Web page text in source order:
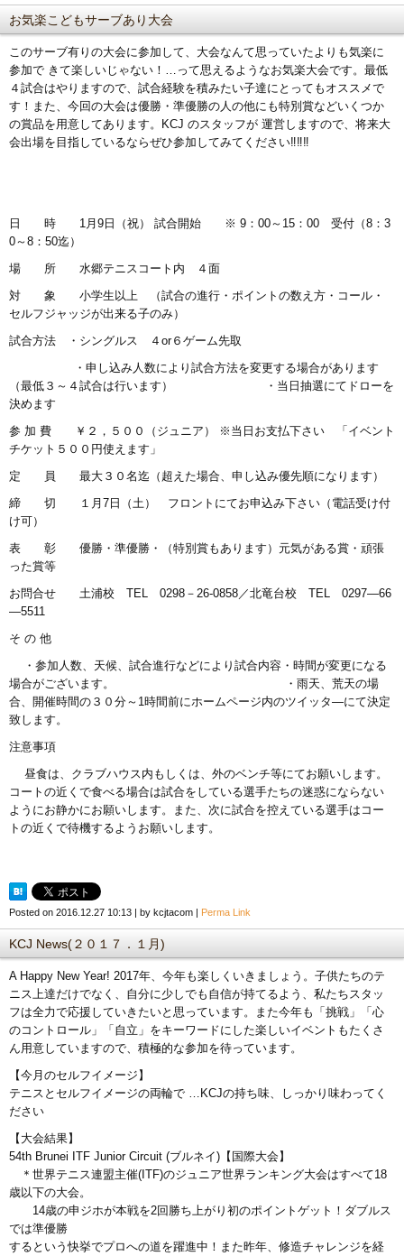
お気楽こどもサーブあり大会
このサーブ有りの大会に参加して、大会なんて思っていたよりも気楽に
参加で きて楽しいじゃない！…って思えるようなお気楽大会です。最低
４試合はやりますので、試合経験を積みたい子達にとってもオススメで
す！また、今回の大会は優勝・準優勝の人の他にも特別賞などいくつか
の賞品を用意してあります。KCJ のスタッフが 運営しますので、将来大
会出場を目指しているならぜひ参加してみてください‼‼‼
日 時 1月9日（祝） 試合開始 ※ 9：00～15：00 受付（8：3
0～8：50迄）
場 所 水郷テニスコート内 ４面
対 象 小学生以上 （試合の進行・ポイントの数え方・コール・
セルフジャッジが出来る子のみ）
試合方法 ・シングルス ４or６ゲーム先取
・申し込み人数により試合方法を変更する場合があります
（最低３～４試合は行います） ・当日抽選にてドローを
決めます
参 加 費 ￥２，５００（ジュニア） ※当日お支払下さい 「イベント
チケット５００円使えます」
定 員 最大３０名迄（超えた場合、申し込み優先順になります）
締 切 １月7日（土） フロントにてお申込み下さい（電話受け付
け可）
表 彰 優勝・準優勝・（特別賞もあります）元気がある賞・頑張
った賞等
お問合せ 土浦校 TEL 0298－26-0858／北竜台校 TEL 0297―66
―5511
そ の 他
・参加人数、天候、試合進行などにより試合内容・時間が変更になる
場合がございます。 ・雨天、荒天の場
合、開催時間の３０分～1時間前にホームページ内のツイッタ―にて決定
致します。
注意事項
昼食は、クラブハウス内もしくは、外のベンチ等にてお願いします。
コートの近くで食べる場合は試合をしている選手たちの迷惑にならない
ようにお静かにお願いします。また、次に試合を控えている選手はコー
トの近くで待機するようお願いします。
Posted on 2016.12.27 10:13 | by kcjtacom | Perma Link
KCJ News(２０１７．１月)
A Happy New Year! 2017年、今年も楽しくいきましょう。子供たちのテ
ニス上達だけでなく、自分に少しでも自信が持てるよう、私たちスタッ
フは全力で応援していきたいと思っています。また今年も「挑戦」「心
のコントロール」「自立」をキーワードにした楽しいイベントもたくさ
ん用意していますので、積極的な参加を待っています。
【今月のセルフイメージ】
テニスとセルフイメージの両輪で …KCJの持ち味、しっかり味わってく
ださい
【大会結果】
54th Brunei ITF Junior Circuit (ブルネイ)【国際大会】
＊世界テニス連盟主催(ITF)のジュニア世界ランキング大会はすべて18
歳以下の大会。
14歳の申ジホが本戦を2回勝ち上がり初のポイントゲット！ダブルス
では準優勝
するという快挙でプロへの道を躍進中！また昨年、修造チャレンジを経